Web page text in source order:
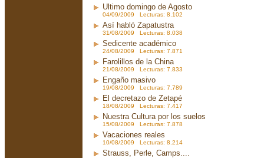
Ultimo domingo de Agosto
04/09/2009 Lecturas: 8.102
Así habló Zapatustra
31/08/2009 Lecturas: 8.038
Sedicente académico
24/08/2009 Lecturas: 7.871
Farolillos de la China
21/08/2009 Lecturas: 7.833
Engaño masivo
19/08/2009 Lecturas: 7.789
El decretazo de Zetapé
18/08/2009 Lecturas: 7.417
Nuestra Cultura por los suelos
15/08/2009 Lecturas: 7.878
Vacaciones reales
10/08/2009 Lecturas: 8.214
Strauss, Perle, Camps....